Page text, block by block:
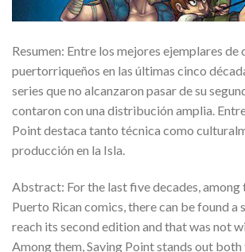
Resumen: Entre los mejores ejemplares de
puertorriqueños en las últimas cinco
series que no alcanzaron pasar de su
contaron con una distribución amplia.
Point destaca tanto técnica como
producción en la Isla.
Abstract: For the last five decades,
Puerto Rican comics, there can be found a
reach its second edition and that was not
Among them, Saving Point stands out